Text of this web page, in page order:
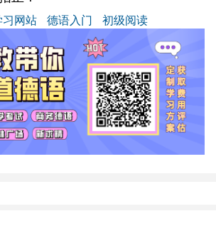
网站 德语入门 初级阅读